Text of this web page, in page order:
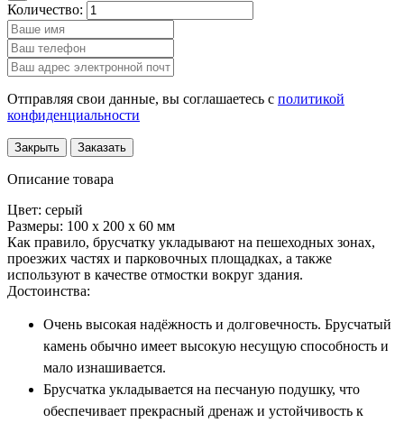
Количество:
Отправляя свои данные, вы соглашаетесь с политикой
конфиденциальности
Закрыть Заказать
Описание товара
Цвет: серый
Размеры: 100 х 200 х 60 мм
Как правило, брусчатку укладывают на пешеходных зонах,
проезжих частях и парковочных площадках, а также
используют в качестве отмостки вокруг здания.
Достоинства:
Очень высокая надёжность и долговечность. Брусчатый
камень обычно имеет высокую несущую способность и
мало изнашивается.
Брусчатка укладывается на песчаную подушку, что
обеспечивает прекрасный дренаж и устойчивость к